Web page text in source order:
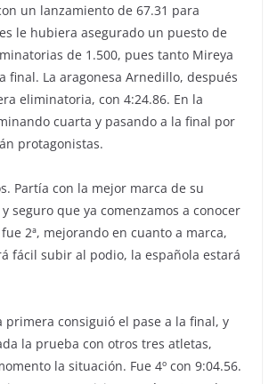
un lanzamiento de 67.31 para
le hubiera asegurado un puesto de
de 1.500, pues tanto Mireya
La aragonesa Arnedillo, después
eliminatoria, con 4:24.86. En la
cuarta y pasando a la final por
protagonistas.
Partía con la mejor marca de su
seguro que ya comenzamos a conocer
2ª, mejorando en cuanto a marca,
fácil subir al podio, la española estará
primera consiguió el pase a la final, y
la prueba con otros tres atletas,
la situación. Fue 4º con 9:04.56.